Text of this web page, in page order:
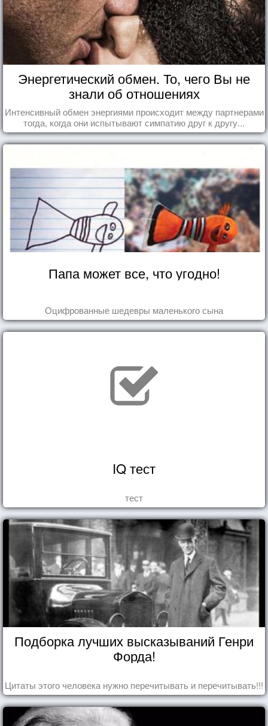
Энергетический обмен. То, чего Вы не
знали об отношениях
Интенсивный обмен энергиями происходит между партнерами
тогда, когда они испытывают симпатию друг к другу...
Папа может все, что угодно!
Оцифрованные шедевры маленького сына
IQ тест
тест
Подборка лучших высказываний Генри
Форда!
Цитаты этого человека нужно перечитывать и перечитывать!!!